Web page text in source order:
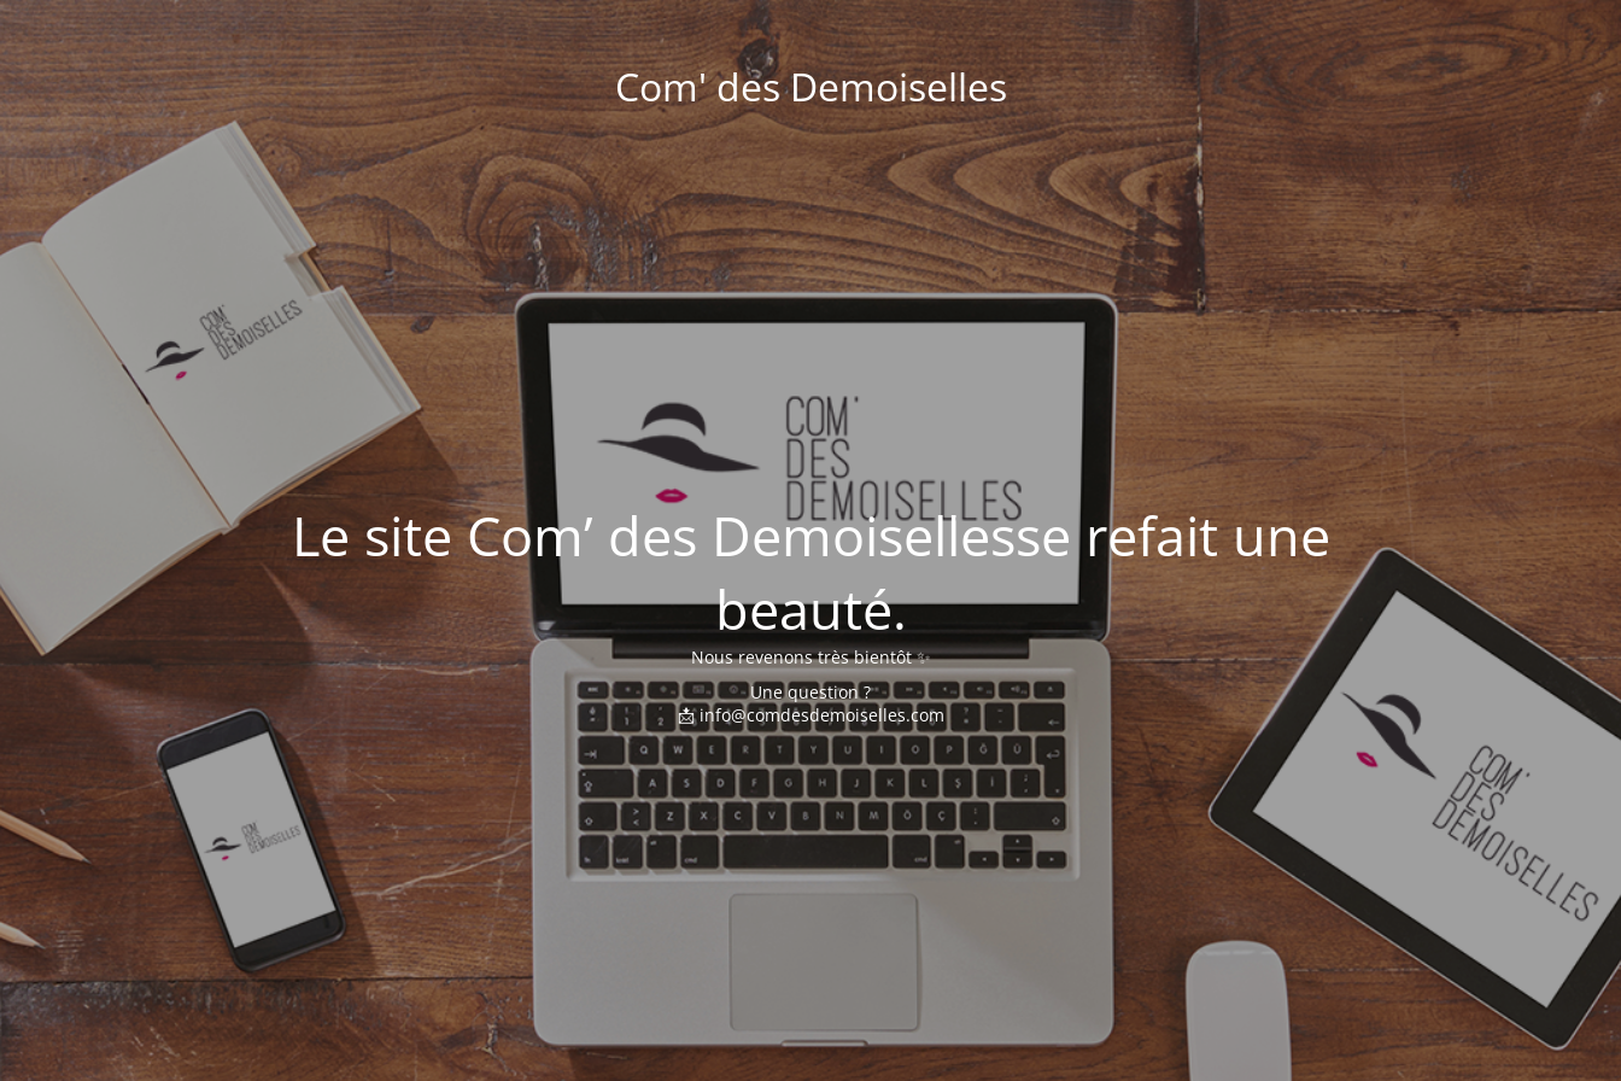
Com' des Demoiselles
Le site Com’ des Demoisellesse refait une
beauté.
Nous revenons très bientôt ✨
Une question ?
📩 info@comdesdemoiselles.com